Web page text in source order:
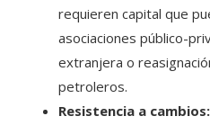
requieren capital que
asociaciones público-
extranjera o
petroleros.
Resistencia a cambios: